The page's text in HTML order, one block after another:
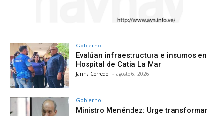
Gobierno
Evalúan infraestructura e insumos en
Hospital de Catia La Mar
Janna Corredor - agosto 6, 2026
Gobierno
Ministro Menéndez: Urge transformar